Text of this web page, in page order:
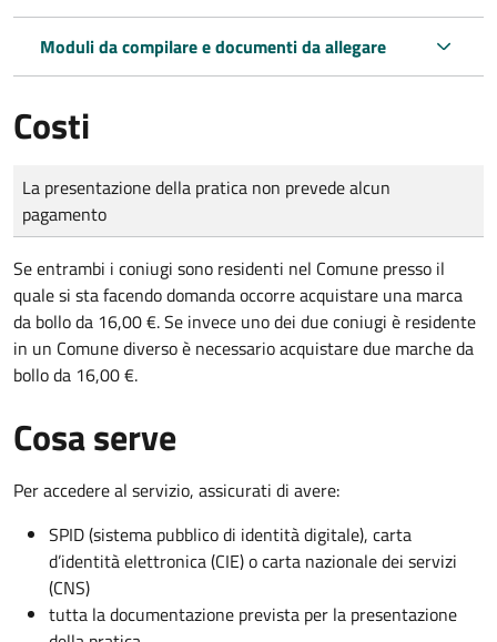
Moduli da compilare e documenti da allegare
Costi
Tipo di pagamento
Importo
La presentazione della pratica non prevede alcun
pagamento
Se entrambi i coniugi sono residenti nel Comune presso il
quale si sta facendo domanda occorre acquistare una marca
da bollo da 16,00 €. Se invece uno dei due coniugi è residente
in un Comune diverso è necessario acquistare due marche da
bollo da 16,00 €.
Cosa serve
Per accedere al servizio, assicurati di avere:
SPID (sistema pubblico di identità digitale), carta
d’identità elettronica (CIE) o carta nazionale dei servizi
(CNS)
tutta la documentazione prevista per la presentazione